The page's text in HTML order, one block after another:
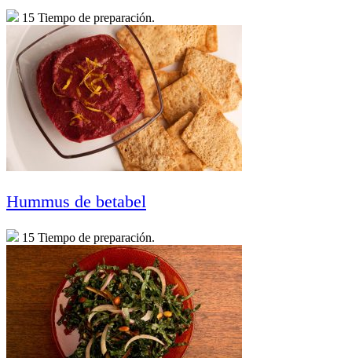
15 Tiempo de preparación.
Hummus de betabel
15 Tiempo de preparación.